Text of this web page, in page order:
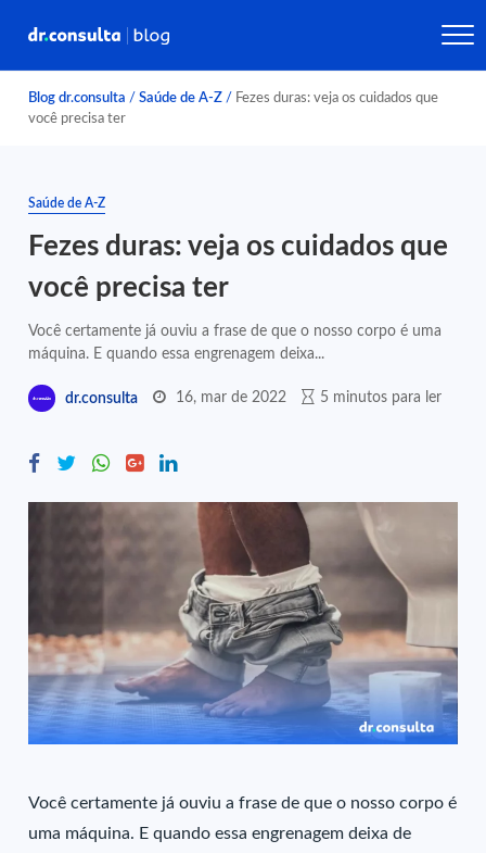
Blog dr.consulta / Saúde de A-Z / Fezes duras: veja os cuidados que
você precisa ter
Saúde de A-Z
Fezes duras: veja os cuidados que
você precisa ter
Você certamente já ouviu a frase de que o nosso corpo é uma
máquina. E quando essa engrenagem deixa...
dr.consulta 16, mar de 2022 5 minutos para ler
Você certamente já ouviu a frase de que o nosso corpo é
uma máquina. E quando essa engrenagem deixa de